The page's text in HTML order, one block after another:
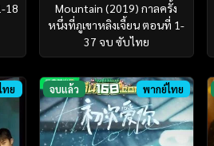
18
Mountain (2019) กาลครั้ง
หนึ่งที่ภูเขาหลิงเจี้ยน ตอนที่ 1-
37 จบ ซับไทย
ทย จบแล้ว พากย์ไทย